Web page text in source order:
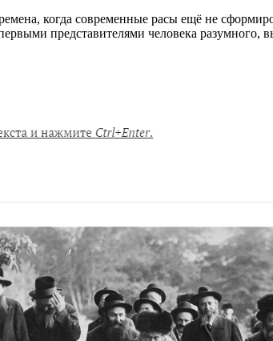
когда современные расы ещё не
представителями человека